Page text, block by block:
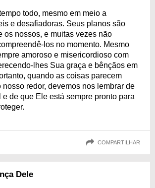
todo, mesmo em meio a
e desafiadoras. Seus planos são
os nossos, e muitas vezes não
los no momento. Mesmo
amoroso e misericordioso com
lhes Sua graça e bênçãos em
quando as coisas parecem
nosso redor, devemos nos lembrar de
de que Ele está sempre pronto para
COMPARTILHAR
Dele